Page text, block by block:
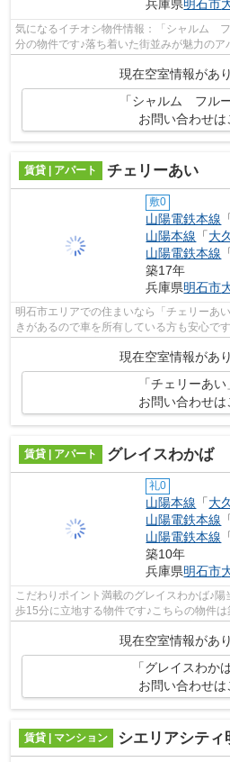
兵庫県明石市
気になるイチオシ物件情報：「シャルム
分の物件です♪落ち着いた街並みが魅力のア
る山陽本線大久保周辺に詳しいピタッ...
現在空室情報があ
「シャルム フル
お問い合わせは
賃貸 | アパート チェリーあい
敷0
山陽電鉄本線
山陽本線 「大
山陽電鉄本線
築17年
兵庫県明石市
明石市エリアでの住まいなら「チェリーあ
きがあるので車を所有している方も安心で
現在空室情報があ
「チェリーあ
お問い合わせは
賃貸 | アパート グレイスわかば
礼0
山陽本線 「大
山陽電鉄本線
山陽電鉄本線
築10年
兵庫県明石市
こだわりポイント満載のグレイスわかば♪
歩15分に立地する物件です♪こちらの物件
ています♪山陽本線大久保周辺の賃貸情...
現在空室情報があ
「グレイスわか
お問い合わせは
賃貸 | マンション シエリアシテ